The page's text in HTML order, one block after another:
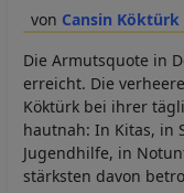
Cansin Köktürk
Die Armutsquote in
erreicht. Die
Köktürk bei ihrer
hautnah: In Kitas, in
Jugendhilfe, in
stärksten davon